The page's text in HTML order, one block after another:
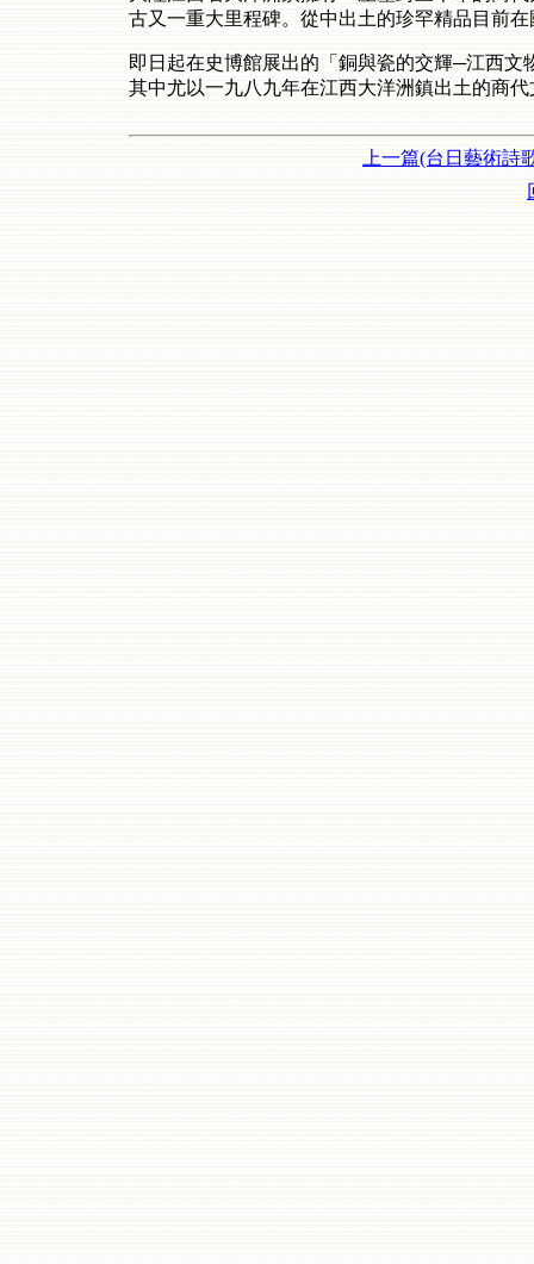
古又一重大里程碑。從中出土的珍罕精品目前
即日起在史博館展出的「銅與瓷的交輝─江西
其中尤以一九八九年在江西大洋洲鎮出土的商
上一篇(台日藝術詩